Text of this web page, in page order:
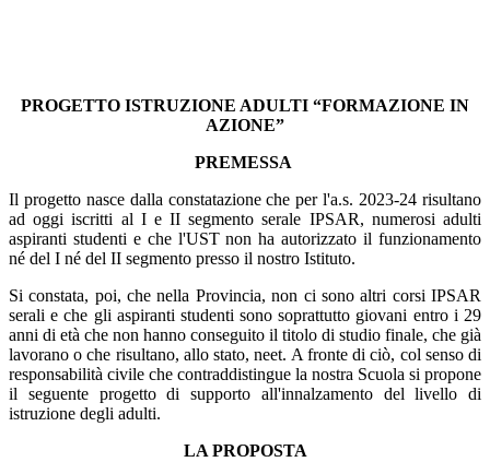
PROGETTO ISTRUZIONE ADULTI “FORMAZIONE IN
AZIONE”
PREMESSA
Il progetto nasce dalla constatazione che per l'a.s. 2023-24 risultano
ad oggi iscritti al I e II segmento serale IPSAR, numerosi adulti
aspiranti studenti e che l'UST non ha autorizzato il funzionamento
né del I né del II segmento presso il nostro Istituto.
Si constata, poi, che nella Provincia, non ci sono altri corsi IPSAR
serali e che gli aspiranti studenti sono soprattutto giovani entro i 29
anni di età che non hanno conseguito il titolo di studio finale, che già
lavorano o che risultano, allo stato, neet. A fronte di ciò, col senso di
responsabilità civile che contraddistingue la nostra Scuola si propone
il seguente progetto di supporto all'innalzamento del livello di
istruzione degli adulti.
LA PROPOSTA